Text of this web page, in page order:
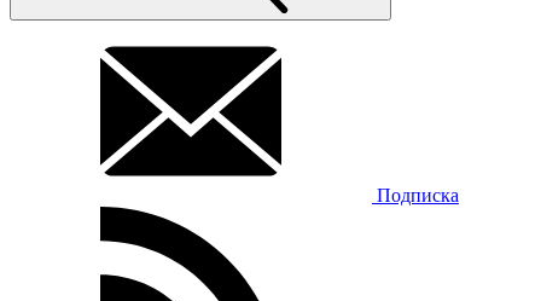
Подписка